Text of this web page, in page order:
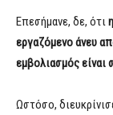
Επεσήμανε, δε, ότι
εργαζόμενο άνευ
εμβολιασμός
Ωστόσο,